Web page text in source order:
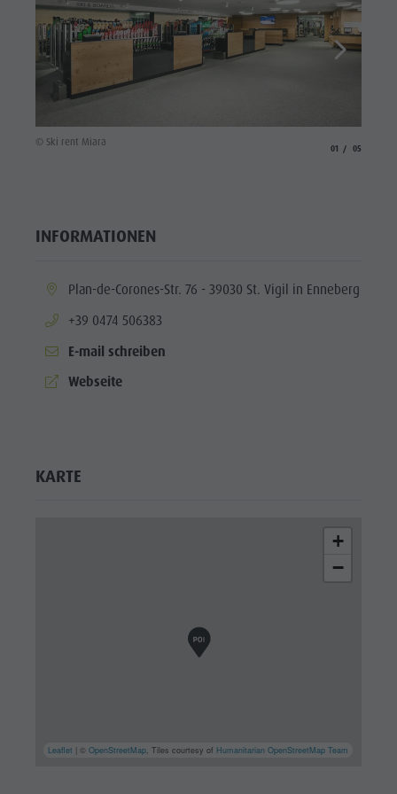
Enneberg
Pfarre
© Ski rent Miara
01 05
INFORMATIONEN
aria.location:
Plan-de-Corones-Str. 76 - 39030 St. Vigil in Enneberg
aria.phone:
+39 0474 506383
E-mail schreiben
aria.website:
Webseite
KARTE
+
−
Leaflet | ©OpenStreetMap, Tiles courtesy of Humanitarian OpenStreetMap Team